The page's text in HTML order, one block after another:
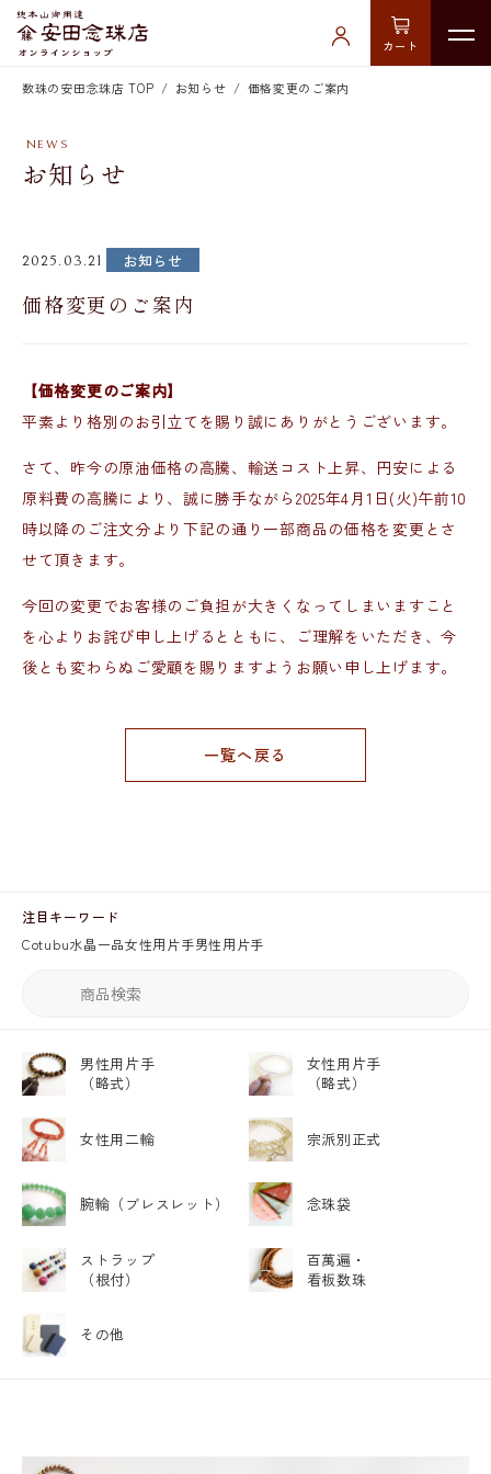
カート
注目キーワード
Cotubu水晶一品女性用片手男性用片手
男性用片手
（略式）
女性用片手
（略式）
女性用二輪 宗派別正式
腕輪 （ブレスレット） 念珠袋
ストラップ
（根付）
百萬遍・
看板数珠
その他
数珠の安田念珠店 TOP お知らせ 価格変更のご案内
お知らせ
2025.03.21 お知らせ
価格変更のご案内
【価格変更のご案内】
平素より格別のお引立てを賜り誠にありがとうございます。
さて、昨今の原油価格の高騰、輸送コスト上昇、円安による
原料費の高騰により、誠に勝手ながら2025年4月1日(火)午前10
時以降のご注文分より下記の通り一部商品の価格を変更とさ
せて頂きます。
今回の変更でお客様のご負担が大きくなってしまいますこと
を心よりお詫び申し上げるとともに、ご理解をいただき、今
後とも変わらぬご愛顧を賜りますようお願い申し上げます。
一覧へ戻る